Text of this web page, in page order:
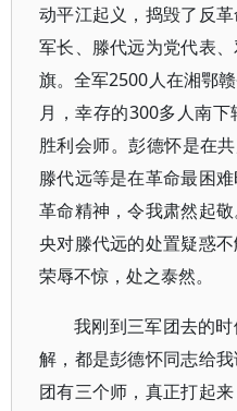
动平江起义，捣毁了反
军长、滕代远为党代表
旗。全军2500人在湘鄂
月，幸存的300多人南
胜利会师。彭德怀是在
滕代远等是在革命最困
革命精神，令我肃然起
央对滕代远的处置疑惑
荣辱不惊，处之泰然。
我刚到三军团去的
解，都是彭德怀同志给
团有三个师，真正打起